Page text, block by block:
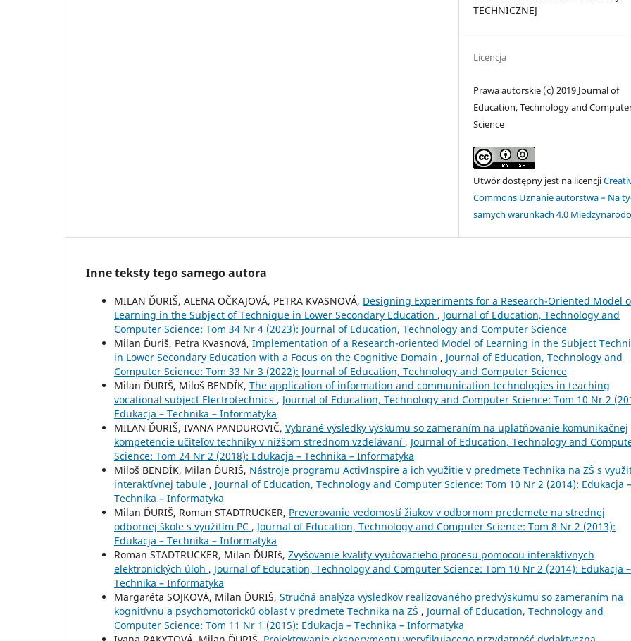
TECHNICZNEJ
Licencja
Prawa autorskie (c) 2019 Journal of
Education, Technology and
Science
Utwór dostępny jest na licencji
Commons Uznanie autorstwa – Na
samych warunkach 4.0
Inne teksty tego samego autora
MILAN ĎURIŠ, ALENA OČKAJOVÁ, PETRA KVASNOVÁ, Designing Experiments for a Research-Oriented Model
Learning in the Subject of Technique in Lower Secondary Education , Journal of Education, Technology and
Computer Science: Tom 34 Nr 4 (2023): Journal of Education, Technology and Computer Science
Milan Ďuriš, Petra Kvasnová, Implementation of a Research-oriented Model of Learning in the Subject
in Lower Secondary Education with a Focus on the Cognitive Domain , Journal of Education, Technology and
Computer Science: Tom 33 Nr 3 (2022): Journal of Education, Technology and Computer Science
Milan ĎURIŠ, Miloš BENDÍK, The application of information and communication technologies in teaching
vocational subject Electrotechnics , Journal of Education, Technology and Computer Science: Tom 10 Nr 2
Edukacja – Technika – Informatyka
MILAN ĎURIŠ, IVANA PANDUROVIČ, Vybrané výsledky výskumu so zameraním na uplatňovanie komunikačnej
kompetencie učiteľov techniky v nižšom strednom vzdelávaní , Journal of Education, Technology and
Science: Tom 24 Nr 2 (2018): Edukacja – Technika – Informatyka
Miloš BENDÍK, Milan ĎURIŠ, Nástroje programu ActivInspire a ich využitie v predmete Technika na ZŠ s
interaktívnej tabule , Journal of Education, Technology and Computer Science: Tom 10 Nr 2 (2014): Edukacja –
Technika – Informatyka
Milan ĎURIŠ, Roman STADTRUCKER, Preverovanie vedomostí žiakov v odbornom predemete na strednej
odbornej škole s využitím PC , Journal of Education, Technology and Computer Science: Tom 8 Nr 2 (2013):
Edukacja – Technika – Informatyka
Roman STADTRUCKER, Milan ĎURIš, Zvyšovanie kvality vyučovacieho procesu pomocou interaktívnych
elektronických úloh , Journal of Education, Technology and Computer Science: Tom 10 Nr 2 (2014): Edukacja –
Technika – Informatyka
Margaréta SOJKOVÁ, Milan ĎURIŠ, Stručná analýza výsledkov realizovaného predvýskumu so zameraním na
kognitívnu a psychomotorickú oblasť v predmete Technika na ZŠ , Journal of Education, Technology and
Computer Science: Tom 11 Nr 1 (2015): Edukacja – Technika – Informatyka